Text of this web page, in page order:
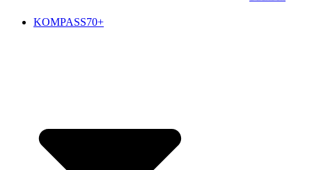
KOMPASS70+